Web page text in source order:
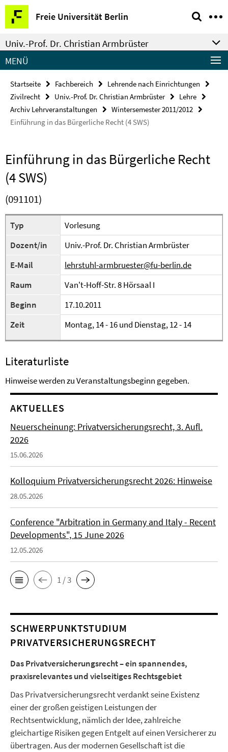
Springe
direkt
zu
Inhalt
Freie Universität Berlin
Service-
Navigation
Univ.-Prof. Dr. Christian Armbrüster
MENÜ
Startseite Fachbereich
Lehrende nach Einrichtungen
Zivilrecht
Univ.-Prof. Dr. Christian Armbrüster
Lehre
Archiv Lehrveranstaltungen
Wintersemester 2011/2012
Einführung in das Bürgerliche Recht (4 SWS)
Einführung in das Bürgerliche Recht
(4 SWS)
(091101)
Typ
Vorlesung
Dozent/in
Univ.-Prof. Dr. Christian Armbrüster
E-Mail
lehrstuhl-armbruester@fu-berlin.de
Raum
Van't-Hoff-Str. 8 Hörsaal I
Beginn
17.10.2011
Zeit
Montag, 14 - 16 und Dienstag, 12 - 14
Literaturliste
Hinweise werden zu Veranstaltungsbeginn gegeben.
AKTUELLES
Neuerscheinung: Privatversicherungsrecht, 3. Aufl.
2026
15.06.2026
Kolloquium Privatversicherungsrecht 2026: Hinweise
28.05.2026
Conference "Arbitration in Germany and Italy - Recent
Developments", 15 June 2026
12.05.2026
1 / 3
SCHWERPUNKTSTUDIUM
PRIVATVERSICHERUNGSRECHT
Das Privatversicherungsrecht – ein spannendes,
praxisrelevantes und vielseitiges Rechtsgebiet
Das Privatversicherungsrecht verdankt seine Existenz
einer der großen geistigen Leistungen der
Rechtsentwicklung, nämlich der Idee, zahlreiche
gleichartige Risiken gegen Entgelt auf einen Versicherer zu
übertragen. Aus der modernen Gesellschaft ist die